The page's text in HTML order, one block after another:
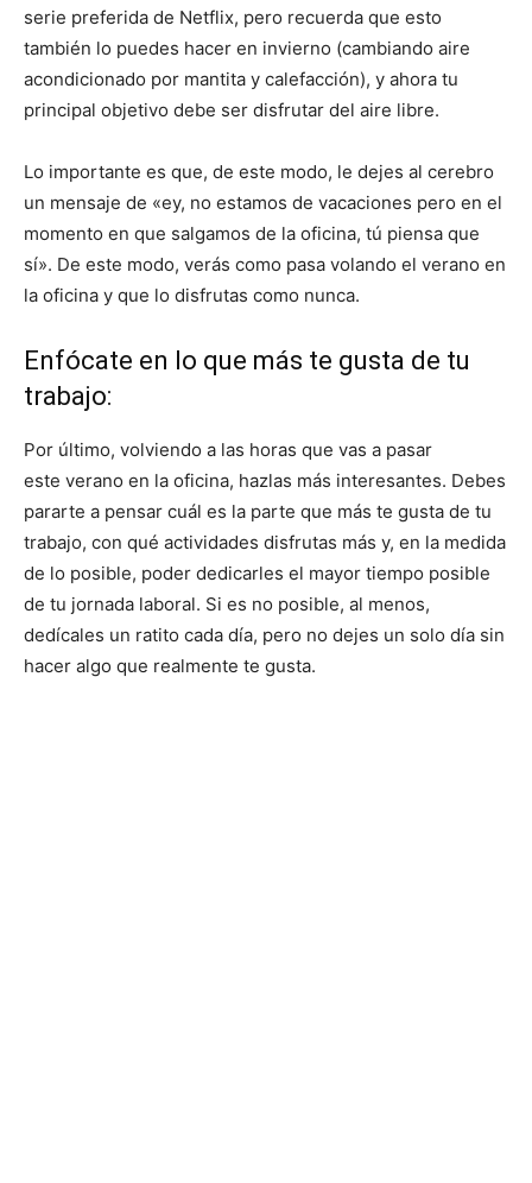
serie preferida de Netflix, pero recuerda que esto
también lo puedes hacer en invierno (cambiando aire
acondicionado por mantita y calefacción), y ahora tu
principal objetivo debe ser disfrutar del aire libre.
Lo importante es que, de este modo, le dejes al cerebro
un mensaje de «ey, no estamos de vacaciones pero en el
momento en que salgamos de la oficina, tú piensa que
sí». De este modo, verás como pasa volando el verano en
la oficina y que lo disfrutas como nunca.
Enfócate en lo que más te gusta de tu
trabajo:
Por último, volviendo a las horas que vas a pasar
este verano en la oficina, hazlas más interesantes. Debes
pararte a pensar cuál es la parte que más te gusta de tu
trabajo, con qué actividades disfrutas más y, en la medida
de lo posible, poder dedicarles el mayor tiempo posible
de tu jornada laboral. Si es no posible, al menos,
dedícales un ratito cada día, pero no dejes un solo día sin
hacer algo que realmente te gusta.